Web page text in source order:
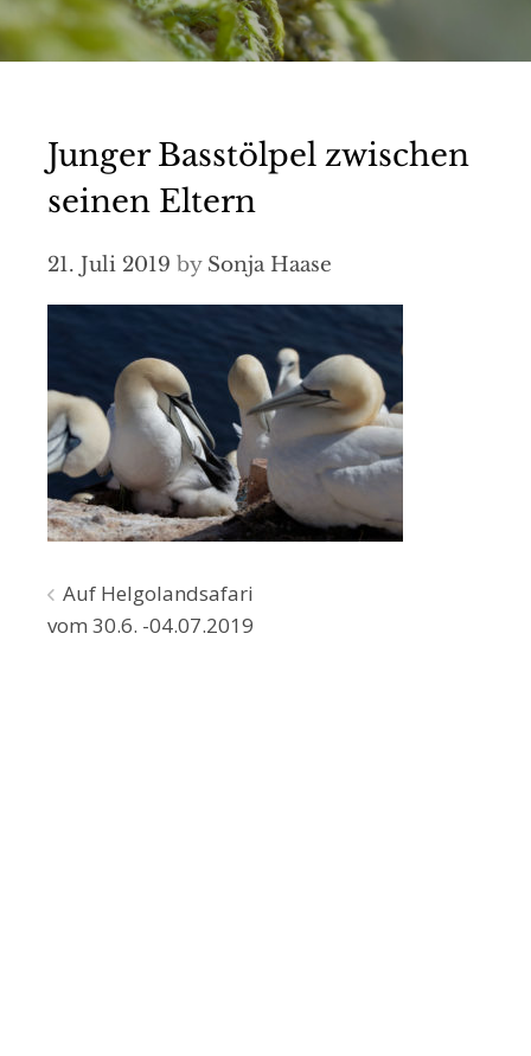
Junger Basstölpel zwischen
seinen Eltern
21. Juli 2019 by Sonja Haase
Beitragsnavigation
Auf Helgolandsafari
vom 30.6. -04.07.2019